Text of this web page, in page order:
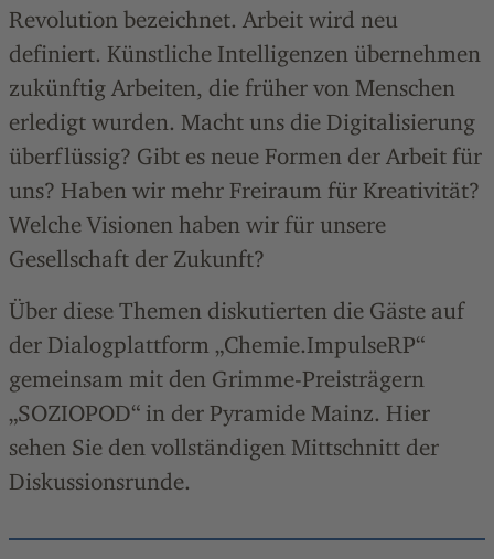
Revolution bezeichnet. Arbeit wird neu
definiert. Künstliche Intelligenzen übernehmen
zukünftig Arbeiten, die früher von Menschen
erledigt wurden. Macht uns die Digitalisierung
überflüssig? Gibt es neue Formen der Arbeit für
uns? Haben wir mehr Freiraum für Kreativität?
Welche Visionen haben wir für unsere
Gesellschaft der Zukunft?
Über diese Themen diskutierten die Gäste auf
der Dialogplattform „Chemie.ImpulseRP“
gemeinsam mit den Grimme-Preisträgern
„SOZIOPOD“ in der Pyramide Mainz. Hier
sehen Sie den vollständigen Mittschnitt der
Diskussionsrunde.